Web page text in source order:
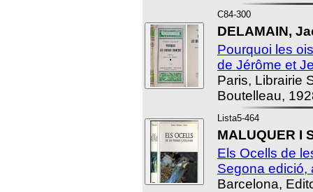
C84-300
DELAMAIN,
Pourquoi les
de Jérôme et
Paris, Librairie
Boutelleau,
Lista5-464
MALUQUER I
Els Ocells de
Segona edició,
Barcelona,